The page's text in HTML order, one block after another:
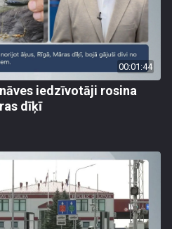
00:01:44
iedzīvotāji rosina
dīķī